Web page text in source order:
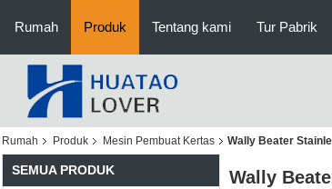
Rumah Produk Tentang kami Tur Pabrik
Rumah Produk Mesin Pembuat Kertas Wally Beater
SEMUA PRODUK Wally